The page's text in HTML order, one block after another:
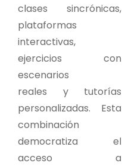
clases sincrónicas,
plataformas
interactivas,
ejercicios con
escenarios
reales y tutorías
personalizadas. Esta
combinación
democratiza el
acceso a